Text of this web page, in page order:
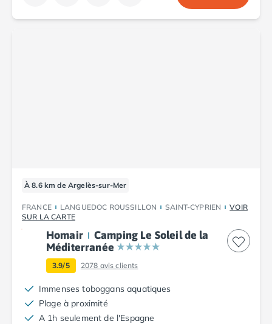
À 8.6 km de Argelès-sur-Mer
FRANCE LANGUEDOC ROUSSILLON SAINT-CYPRIEN
VOIR
SUR LA CARTE
Homair
Camping Le Soleil de la
Méditerranée
3.9/5 2078 avis clients
Immenses toboggans aquatiques
Plage à proximité
A 1h seulement de l'Espagne